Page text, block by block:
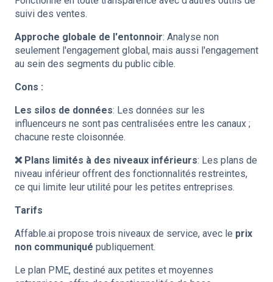
suivi des ventes.
Approche globale de l'entonnoir: Analyse non
seulement l'engagement global, mais aussi l'engagement
au sein des segments du public cible.
Cons :
Les silos de données: Les données sur les
influenceurs ne sont pas centralisées entre les canaux ;
chacune reste cloisonnée.
❌ Plans limités à des niveaux inférieurs: Les plans de
niveau inférieur offrent des fonctionnalités restreintes,
ce qui limite leur utilité pour les petites entreprises.
Tarifs
Affable.ai propose trois niveaux de service, avec le prix
non communiqué publiquement.
Le plan PME, destiné aux petites et moyennes